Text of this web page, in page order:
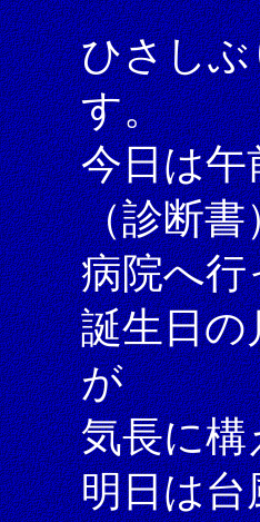
ひさしぶ
す。
今日は午
（診断書
病院へ
誕生日
が
気長に
明日は台